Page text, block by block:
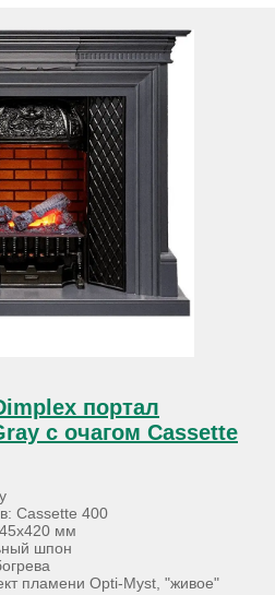
портал
с очагом Cassette
Cassette 400
мм
шпон
пламени Opti-Myst, "живое"